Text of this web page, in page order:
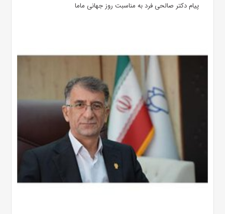
پیام دکتر صالحی فرد به مناسبت روز جهانی ماما